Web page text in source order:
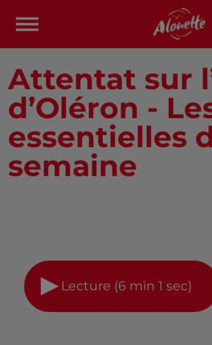
Attentat sur
d’Oléron -
essentielles
semaine
Lecture (6 min 1 sec)